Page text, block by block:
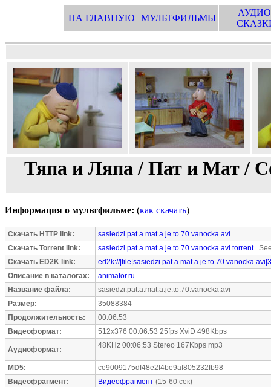
НА ГЛАВНУЮ МУЛЬТФИЛЬМЫ
Тяпа и Ляпа / Пат и Мат /
Информация о мультфильме: (как скачать)
Скачать HTTP link:
sasiedzi.pat.a.mat.a.je.to.70.vanocka.avi
Скачать Torrent link:
sasiedzi.pat.a.mat.a.je.to.70.vanocka.avi.torrent
Скачать ED2K link:
ed2k://
Описание в каталогах:
animator.ru
Название файла:
sasiedzi.pat.a.mat.a.je.to.70.vanocka.avi
Размер:
35088384
Продолжительность:
00:06:53
Видеоформат:
512x376 00:06:53 25fps XviD 498Kbps
Аудиоформат: 48KHz 00:06:53 Stereo 167Kbps mp3
MD5:
ce9009175df48e2f4be9af805232fb98
Видеофрагмент:
Видеофрагмент (15-60 сек)